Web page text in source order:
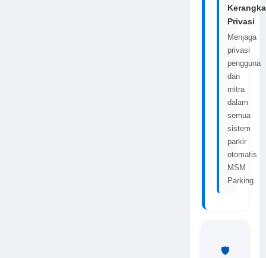
Kerangka
Privasi
Menjaga
privasi
pengguna
dan
mitra
dalam
semua
sistem
parkir
otomatis
MSM
Parking.
🛡️